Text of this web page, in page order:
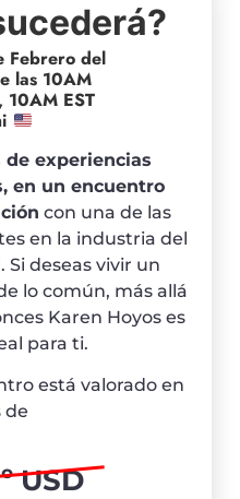
Febrero del
las 10AM
, 10AM EST
de experiencias
en un encuentro
con una de las
en la industria del
Si deseas vivir un
lo común, más allá
Karen Hoyos es
para ti.
está valorado en
de
USD